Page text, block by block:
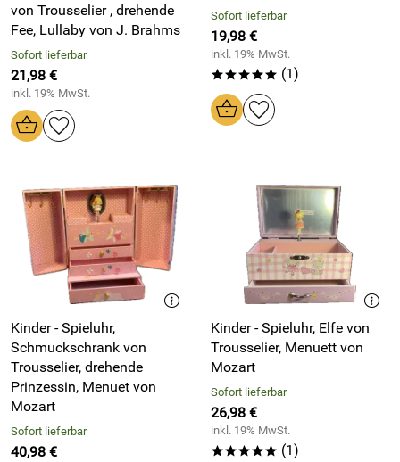
von Trousselier , drehende
Fee, Lullaby von J. Brahms
Sofort lieferbar
21,98 €
inkl. 19% MwSt.
Sofort lieferbar
19,98 €
inkl. 19% MwSt.
***** (1)
Kinder - Spieluhr,
Schmuckschrank von
Trousselier, drehende
Prinzessin, Menuet von
Mozart
Sofort lieferbar
40,98 €
Kinder - Spieluhr, Elfe von
Trousselier, Menuett von
Mozart
Sofort lieferbar
26,98 €
inkl. 19% MwSt.
***** (1)